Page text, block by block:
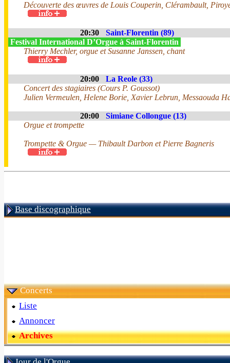
Découverte des œuvres de Louis Couperin, Clérambault,
20:30
Saint-Florentin (89)
Festival International D’Orgue à Saint-Florentin
Thierry Mechler, orgue et Susanne Janssen, chant
20:00
La Reole (33)
Concert des stagiaires (Cours P. Goussot)
Julien Vermeulen, Helene Borie, Xavier Lebrun, Messaouda
20:00
Simiane Collongue (13)
Orgue et trompette
Trompette & Orgue — Thibault Darbon et Pierre Bagneris
Base discographique
Concerts
Liste
Annoncer
Archives